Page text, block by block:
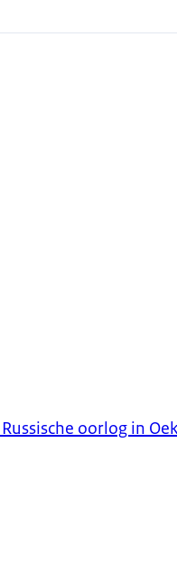
oorlog in